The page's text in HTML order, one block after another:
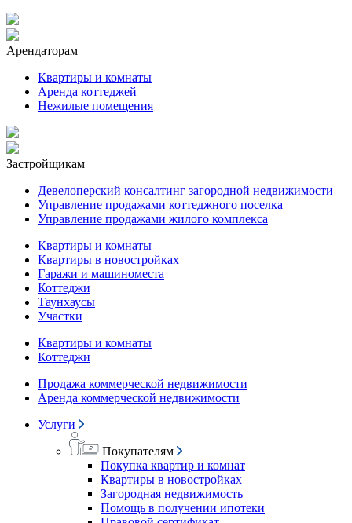
Арендаторам
Квартиры и комнаты
Аренда коттеджей
Нежилые помещения
Застройщикам
Девелоперский консалтинг загородной недвижимости
Управление продажами коттеджного поселка
Управление продажами жилого комплекса
Квартиры и комнаты
Квартиры в новостройках
Гаражи и машиноместа
Коттеджи
Таунхаусы
Участки
Квартиры и комнаты
Коттеджи
Продажа коммерческой недвижимости
Аренда коммерческой недвижимости
Услуги
Покупателям
Покупка квартир и комнат
Квартиры в новостройках
Загородная недвижимость
Помощь в получении ипотеки